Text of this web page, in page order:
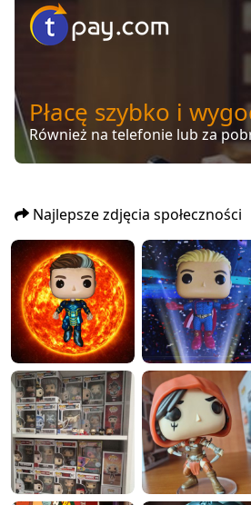
Płacę szybko i
Również na telefonie lub za
Najlepsze zdjęcia społeczności